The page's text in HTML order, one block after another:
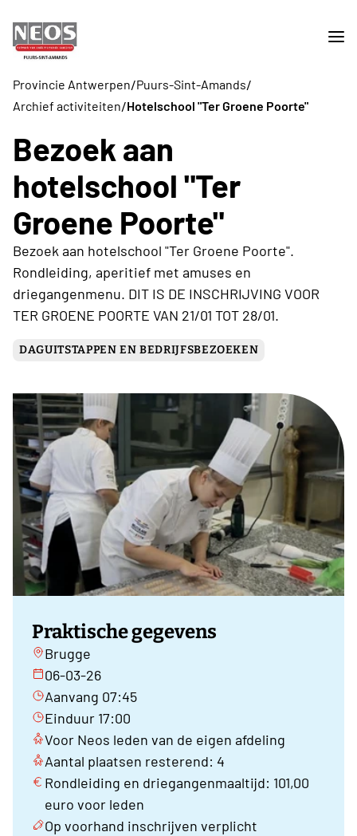
Provincie Antwerpen/Puurs-Sint-Amands/
Archief activiteiten/Hotelschool "Ter Groene Poorte"
Bezoek aan
hotelschool "Ter
Groene Poorte"
Bezoek aan hotelschool "Ter Groene Poorte".
Rondleiding, aperitief met amuses en
driegangenmenu. DIT IS DE INSCHRIJVING VOOR
TER GROENE POORTE VAN 21/01 TOT 28/01.
DAGUITSTAPPEN EN BEDRIJFSBEZOEKEN
Praktische gegevens
Brugge
06-03-26
Aanvang 07:45
Einduur 17:00
Voor Neos leden van de eigen afdeling
Aantal plaatsen resterend: 4
Rondleiding en driegangenmaaltijd: 101,00
euro voor leden
Op voorhand inschrijven verplicht